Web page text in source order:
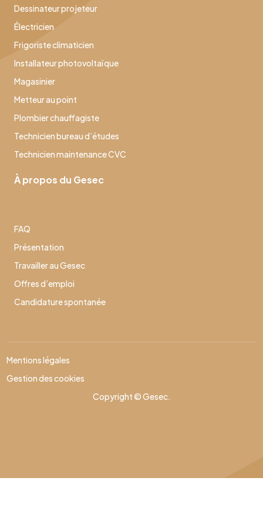
Dessinateur projeteur
Électricien
Frigoriste climaticien
Installateur photovoltaïque
Magasinier
Metteur au point
Plombier chauffagiste
Technicien bureau d’études
Technicien maintenance CVC
À propos du Gesec
FAQ
Présentation
Travailler au Gesec
Offres d’emploi
Candidature spontanée
Copyright © Gesec.
Mentions légales
Gestion des cookies